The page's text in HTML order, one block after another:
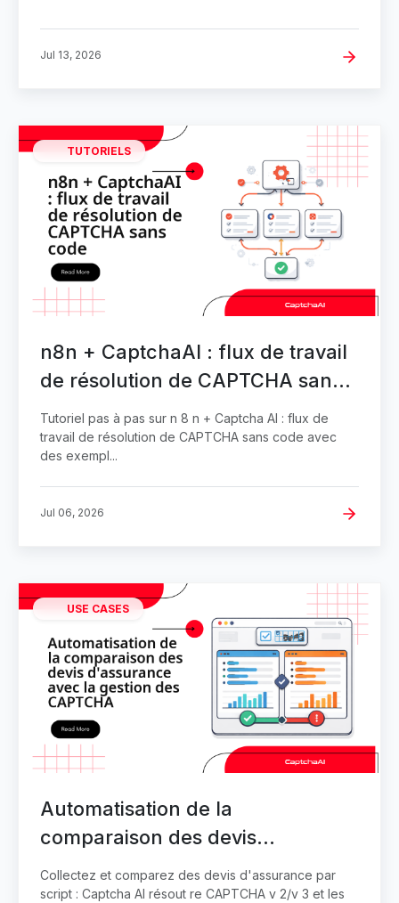
Jul 13, 2026
TUTORIELS
n8n + CaptchaAI : flux de travail
de résolution de CAPTCHA sans
code
Tutoriel pas à pas sur n 8 n + Captcha AI : flux de
travail de résolution de CAPTCHA sans code avec
des exempl...
Jul 06, 2026
USE CASES
Automatisation de la
comparaison des devis
d'assurance avec la gestion des
CAPTCHA
Collectez et comparez des devis d'assurance par
script : Captcha AI résout re CAPTCHA v 2/v 3 et les